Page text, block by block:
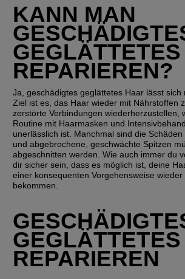
KANN MAN
REPARIEREN?
Ja, geschädigtes geglättetes Haar lässt sich
Ziel ist es, das Haar wieder mit Nährstoffen
zerstörte Verbindungen wiederherzustellen,
Routine mit Haarmasken und
unerlässlich ist. Manchmal sind die
und abgebrochene, geschwächte Spitzen
abgeschnitten werden. Wie auch immer du
dir sicher sein, dass es möglich ist, deine
einer konsequenten Vorgehensweise
bekommen.
REPARIEREN